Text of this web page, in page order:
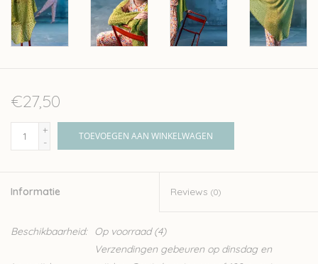
€27,50
+
-
TOEVOEGEN AAN WINKELWAGEN
Informatie Reviews (0)
Beschikbaarheid: Op voorraad(4)
Verzendingen gebeuren op dinsdag en